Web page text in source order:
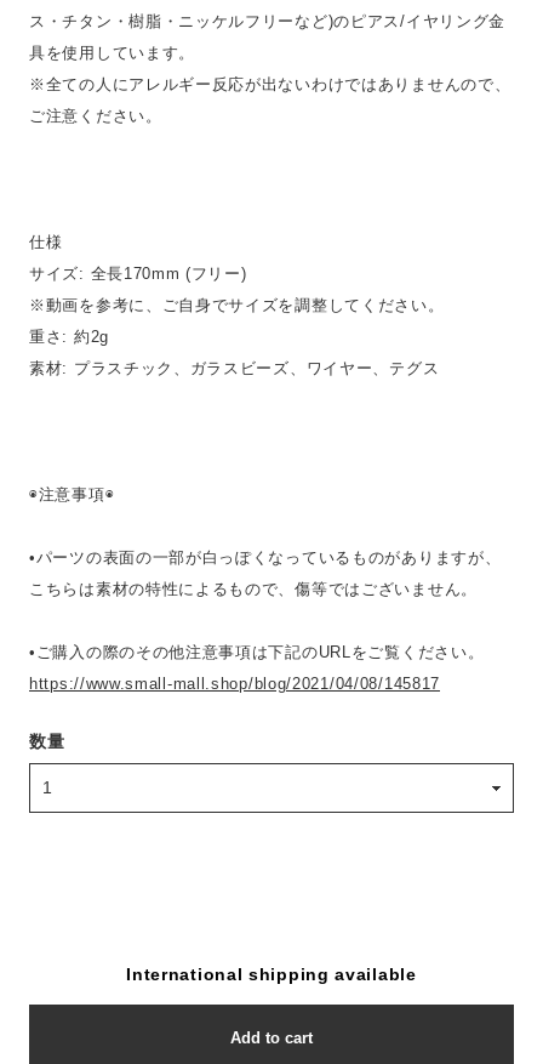
ス・チタン・樹脂・ニッケルフリーなど)のピアス/イヤリング金
具を使用しています。
※全ての人にアレルギー反応が出ないわけではありませんので、
ご注意ください。
仕様
サイズ: 全長170mm (フリー)
※動画を参考に、ご自身でサイズを調整してください。
重さ: 約2g
素材: プラスチック、ガラスビーズ、ワイヤー、テグス
◉注意事項◉
•パーツの表面の一部が白っぽくなっているものがありますが、
こちらは素材の特性によるもので、傷等ではございません。
•ご購入の際のその他注意事項は下記のURLをご覧ください。
https://www.small-mall.shop/blog/2021/04/08/145817
数量
International shipping available
Add to cart